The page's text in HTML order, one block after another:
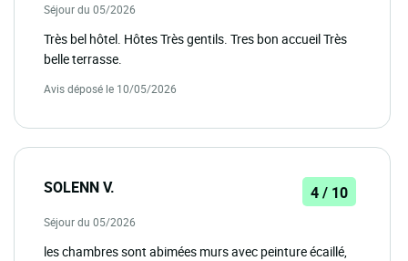
Séjour du 05/2026
Très bel hôtel. Hôtes Très gentils. Tres bon accueil Très
belle terrasse.
Avis déposé le 10/05/2026
SOLENN V. 4 / 10
Séjour du 05/2026
les chambres sont abimées murs avec peinture écaillé,